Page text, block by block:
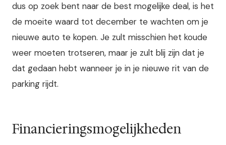
dus op zoek bent naar de best mogelijke deal, is het
de moeite waard tot december te wachten om je
nieuwe auto te kopen. Je zult misschien het koude
weer moeten trotseren, maar je zult blij zijn dat je
dat gedaan hebt wanneer je in je nieuwe rit van de
parking rijdt.
Financieringsmogelijkheden